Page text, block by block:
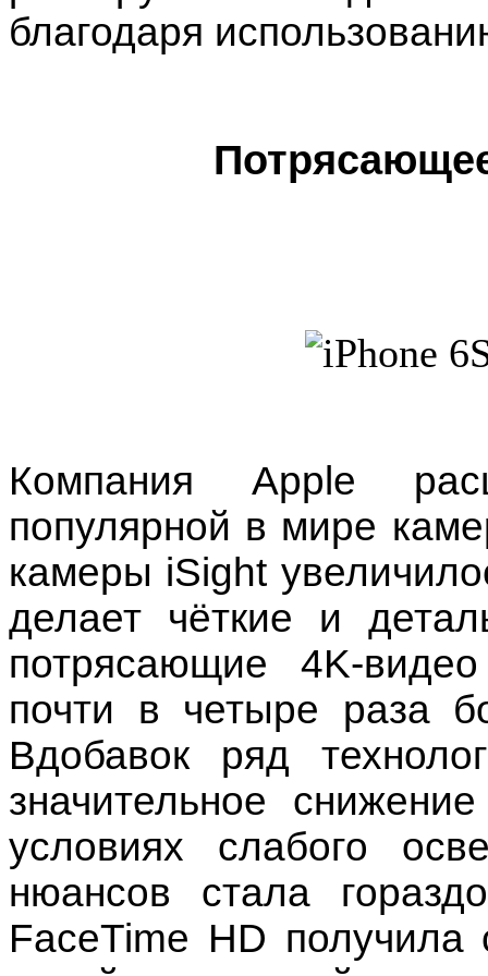
благодаря
Компания Apple
популярной в мире
камеры iSight
делает чёткие и
потрясающие 4K-
почти в четыре раза
Вдобавок ряд
значительное
условиях слабого
нюансов стала
FaceTime HD